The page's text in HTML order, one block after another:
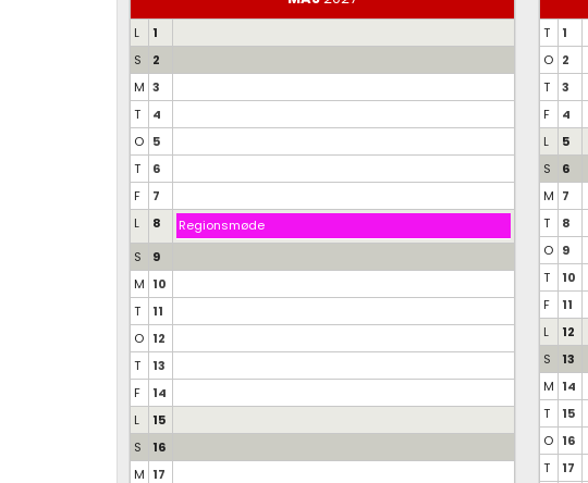
L
1
S
2
M 3
T
4
O 5
T
6
F
7
L
8
Regionsmøde
S
9
M 10
T
11
O 12
T
13
F
14
L
15
S
16
M 17
T
1
O 2
T
3
F
4
L
5
S
6
M 7
T
8
O 9
T
10
F
11
L
12
S
13
M 14
T
15
O 16
T
17